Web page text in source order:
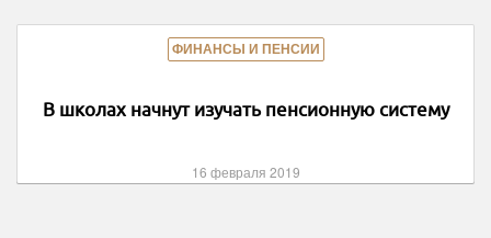
ФИНАНСЫ И ПЕНСИИ
В школах начнут изучать пенсионную систему
16 февраля 2019